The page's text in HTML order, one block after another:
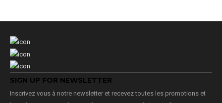
SIGN UP FOR NEWSLETTER
Inscrivez vous à notre newsletter et recevez toutes les promotions et